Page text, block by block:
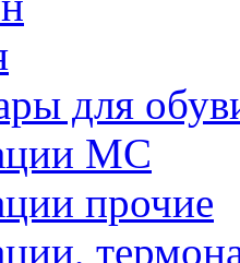
для
МС
прочие